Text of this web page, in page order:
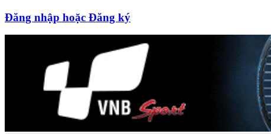
Đăng nhập hoặc Đăng ký